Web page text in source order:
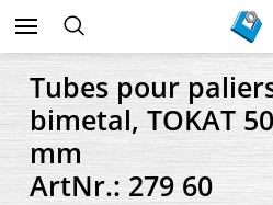
Tubes pour
bimetal, TOKAT
mm
ArtNr.: 279 60